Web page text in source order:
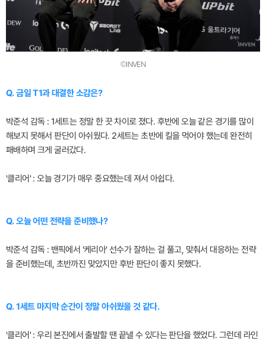
©INVEN
Q. 금일 T1과 대결한 소감은?
박준석 감독 : 1세트는 정말 한 끗 차이로 졌다. 후반에 오늘 같은 경기를 많이
해보지 못해서 판단이 아쉬웠다. 2세트는 초반에 킬을 먹어야 했는데 완전히
패배하며 크게 굴러갔다.
'클리어' : 오늘 경기가 매우 중요했는데 져서 아쉽다.
Q. 오늘 어떤 전략을 준비했나?
박준석 감독 : 밴픽에서 '케리아' 선수가 잘하는 걸 풀고, 맞춰서 대응하는 전략
을 준비했는데, 초반까진 맞았지만 후반 판단이 좋지 못했다.
Q. 1세트 마지막 순간이 정말 아쉬웠을 것 같다.
'클리어' : 우리 본진에서 출발할 땐 끝낼 수 있다는 판단을 했었다. 그런데 라인